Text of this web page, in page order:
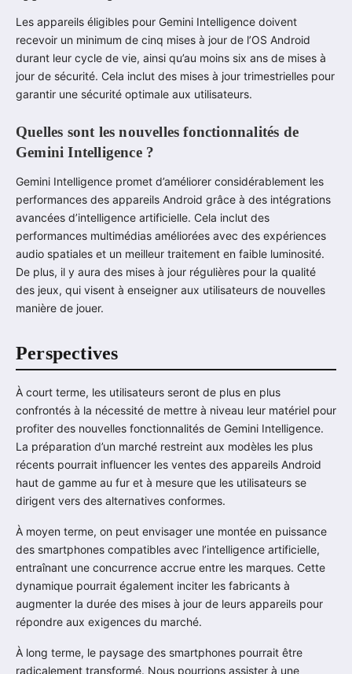
Les appareils éligibles pour Gemini Intelligence doivent
recevoir un minimum de cinq mises à jour de l’OS Android
durant leur cycle de vie, ainsi qu’au moins six ans de mises à
jour de sécurité. Cela inclut des mises à jour trimestrielles pour
garantir une sécurité optimale aux utilisateurs.
Quelles sont les nouvelles fonctionnalités de
Gemini Intelligence ?
Gemini Intelligence promet d’améliorer considérablement les
performances des appareils Android grâce à des intégrations
avancées d’intelligence artificielle. Cela inclut des
performances multimédias améliorées avec des expériences
audio spatiales et un meilleur traitement en faible luminosité.
De plus, il y aura des mises à jour régulières pour la qualité
des jeux, qui visent à enseigner aux utilisateurs de nouvelles
manière de jouer.
Perspectives
À court terme, les utilisateurs seront de plus en plus
confrontés à la nécessité de mettre à niveau leur matériel pour
profiter des nouvelles fonctionnalités de Gemini Intelligence.
La préparation d’un marché restreint aux modèles les plus
récents pourrait influencer les ventes des appareils Android
haut de gamme au fur et à mesure que les utilisateurs se
dirigent vers des alternatives conformes.
À moyen terme, on peut envisager une montée en puissance
des smartphones compatibles avec l’intelligence artificielle,
entraînant une concurrence accrue entre les marques. Cette
dynamique pourrait également inciter les fabricants à
augmenter la durée des mises à jour de leurs appareils pour
répondre aux exigences du marché.
À long terme, le paysage des smartphones pourrait être
radicalement transformé. Nous pourrions assister à une